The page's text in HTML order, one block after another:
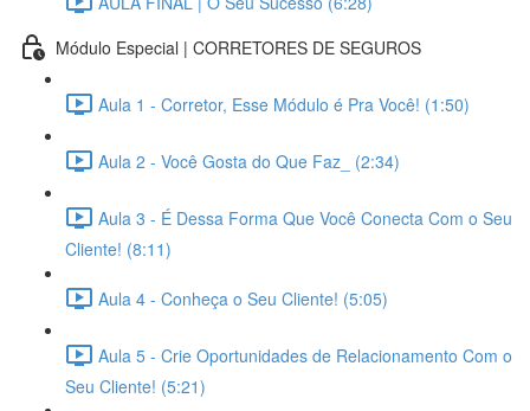
Módulo Especial | CORRETORES DE SEGUROS
Aula 1 - Corretor, Esse Módulo é Pra Você! (1:50)
Aula 2 - Você Gosta do Que Faz_ (2:34)
Aula 3 - É Dessa Forma Que Você Conecta Com o Seu
Cliente! (8:11)
Aula 4 - Conheça o Seu Cliente! (5:05)
Aula 5 - Crie Oportunidades de Relacionamento Com o
Seu Cliente! (5:21)